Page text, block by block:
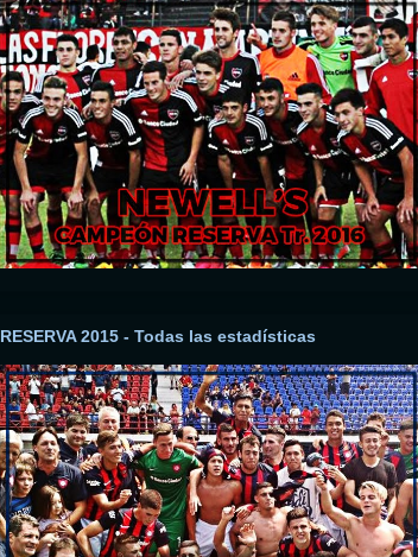
RESERVA 2015 - Todas las estadísticas